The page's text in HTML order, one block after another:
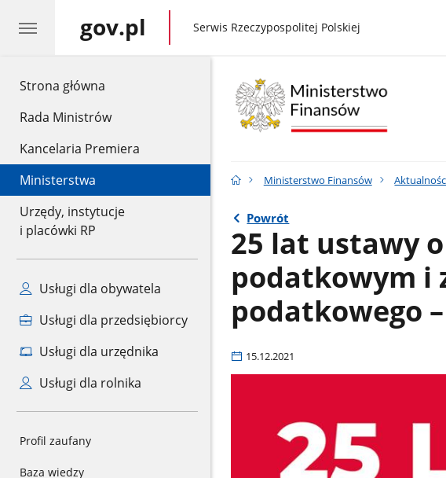
Strona główna
Rada Ministrów
Kancelaria Premiera
Ministerstwa
Urzędy, instytucje
i placówki RP
Usługi dla obywatela
Usługi dla przedsiębiorcy
Usługi dla urzędnika
Usługi dla rolnika
Profil zaufany
Baza wiedzy
gov.pl gov.pl
Serwis Rzeczypospolitej Polskiej
Ministerstwo Finansów
Powrót
25 lat ustawy
podatkowym i
podatkowego
15.12.2021